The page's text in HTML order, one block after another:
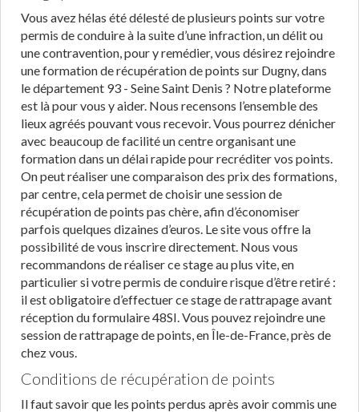
Vous avez hélas été délesté de plusieurs points sur votre
permis de conduire à la suite d’une infraction, un délit ou
une contravention, pour y remédier, vous désirez rejoindre
une formation de récupération de points sur Dugny, dans
le département 93 - Seine Saint Denis ? Notre plateforme
est là pour vous y aider. Nous recensons l’ensemble des
lieux agréés pouvant vous recevoir. Vous pourrez dénicher
avec beaucoup de facilité un centre organisant une
formation dans un délai rapide pour recréditer vos points.
On peut réaliser une comparaison des prix des formations,
par centre, cela permet de choisir une session de
récupération de points pas chère, afin d’économiser
parfois quelques dizaines d’euros. Le site vous offre la
possibilité de vous inscrire directement. Nous vous
recommandons de réaliser ce stage au plus vite, en
particulier si votre permis de conduire risque d’être retiré :
il est obligatoire d’effectuer ce stage de rattrapage avant
réception du formulaire 48SI. Vous pouvez rejoindre une
session de rattrapage de points, en Île-de-France, près de
chez vous.
Conditions de récupération de points
Il faut savoir que les points perdus après avoir commis une